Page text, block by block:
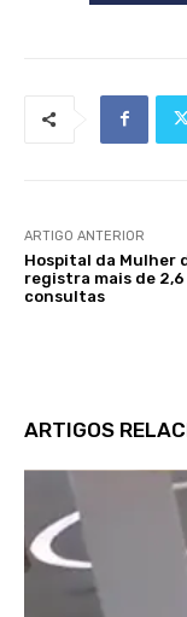
ARTIGO ANTERIOR
Hospital da Mulher
registra mais de 2,6
consultas
ARTIGOS